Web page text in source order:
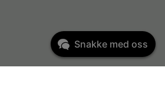
Snakke med oss